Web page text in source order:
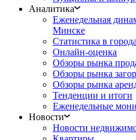
Аналитика
Еженедельная
Минске
Статистика в
Онлайн-оценка
Обзоры рынка
Обзоры рынка
Обзоры рынка
Тенденции и итоги
Еженедельные
Новости
Новости